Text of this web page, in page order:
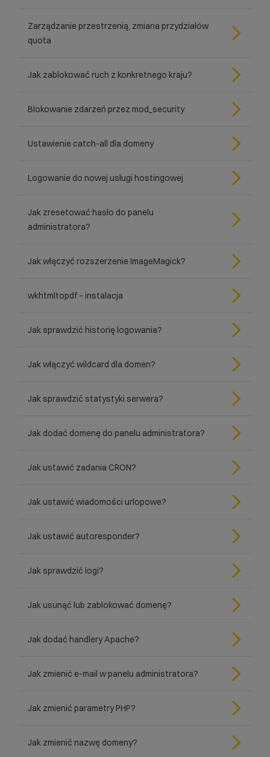
Zarządzanie przestrzenią, zmiana przydziałów
quota
Jak zablokować ruch z konkretnego kraju?
Blokowanie zdarzeń przez mod_security
Ustawienie catch-all dla domeny
Logowanie do nowej usługi hostingowej
Jak zresetować hasło do panelu
administratora?
Jak włączyć rozszerzenie ImageMagick?
wkhtmltopdf – instalacja
Jak sprawdzić historię logowania?
Jak włączyć wildcard dla domen?
Jak sprawdzić statystyki serwera?
Jak dodać domenę do panelu administratora?
Jak ustawić zadania CRON?
Jak ustawić wiadomości urlopowe?
Jak ustawić autoresponder?
Jak sprawdzić logi?
Jak usunąć lub zablokować domenę?
Jak dodać handlery Apache?
Jak zmienić e-mail w panelu administratora?
Jak zmienić parametry PHP?
Jak zmienić nazwę domeny?